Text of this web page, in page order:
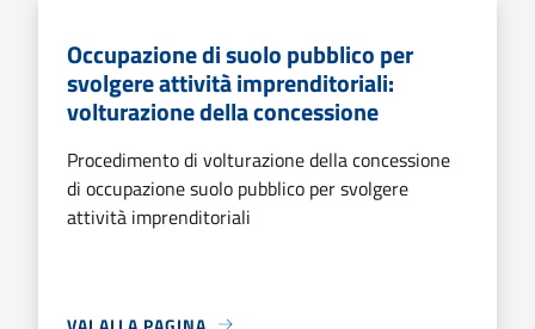
Occupazione di suolo pubblico per
svolgere attività imprenditoriali:
volturazione della concessione
Procedimento di volturazione della concessione
di occupazione suolo pubblico per svolgere
attività imprenditoriali